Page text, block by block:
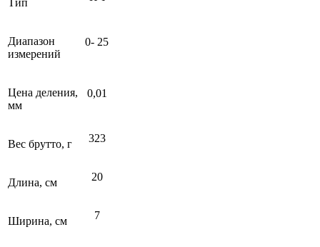
Тип
Диапазон
измерений
0- 25
Цена деления,
мм
0,01
Вес брутто, г 323
Длина, см 20
Ширина, см 7